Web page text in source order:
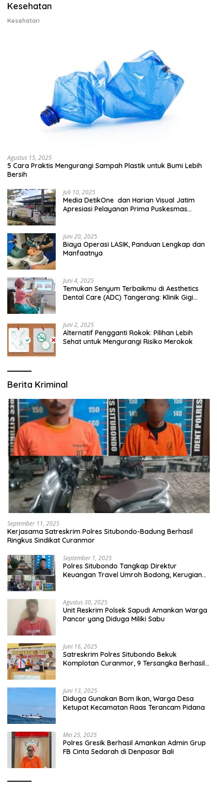
Kesehatan
Kesehatan
Agustus 15, 2025
5 Cara Praktis Mengurangi Sampah Plastik untuk Bumi Lebih
Bersih
Juli 10, 2025
Media DetikOne dan Harian Visual Jatim
Apresiasi Pelayanan Prima Puskesmas
Juni 20, 2025
Biaya Operasi LASIK, Panduan Lengkap dan
Manfaatnya
Juni 4, 2025
Temukan Senyum Terbaikmu di Aesthetics
Dental Care (ADC) Tangerang: Klinik Gigi
Juni 2, 2025
Alternatif Pengganti Rokok: Pilihan Lebih
Sehat untuk Mengurangi Risiko Merokok
Berita Kriminal
September 11, 2025
Kerjasama Satreskrim Polres Situbondo-Badung Berhasil
Ringkus Sindikat Curanmor
September 1, 2025
Polres Situbondo Tangkap Direktur
Keuangan Travel Umroh Bodong, Kerugian
Agustus 30, 2025
Unit Reskrim Polsek Sapudi Amankan Warga
Pancor yang Diduga Miliki Sabu
Juni 16, 2025
Satreskrim Polres Situbondo Bekuk
Komplotan Curanmor, 9 Tersangka Berhasil
Juni 13, 2025
Diduga Gunakan Bom Ikan, Warga Desa
Ketupat Kecamatan Raas Terancam Pidana
Mei 25, 2025
Polres Gresik Berhasil Amankan Admin Grup
FB Cinta Sedarah di Denpasar Bali